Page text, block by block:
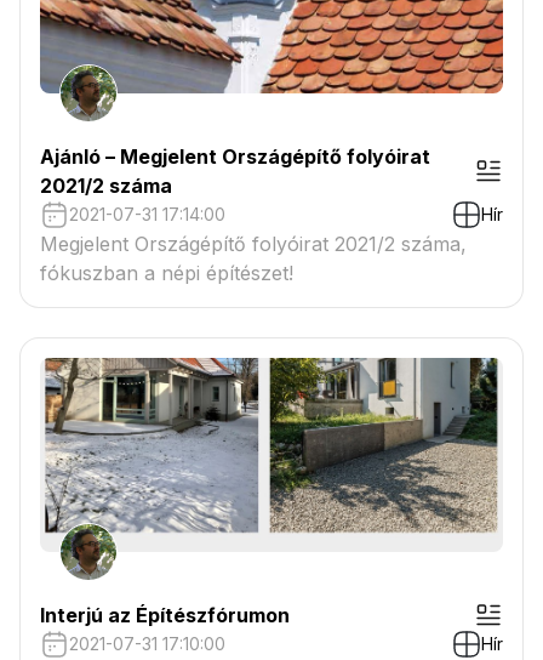
Ajánló – Megjelent Országépítő folyóirat
2021/2 száma
2021-07-31 17:14:00 Hír
Megjelent Országépítő folyóirat 2021/2 száma,
fókuszban a népi építészet!
Interjú az Építészfórumon
2021-07-31 17:10:00 Hír